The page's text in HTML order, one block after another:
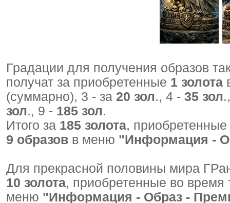
Градации для получения образов
получат за приобретенные 1 золота
(суммарно), 3 - за 20 зол., 4 - 35 зол
зол., 9 - 185 зол.
Итого за 185 золота,
9 образов в меню "Информация -
Для прекрасной половины мира
10 золота, приобретенные во время
меню "Информация - Образ -